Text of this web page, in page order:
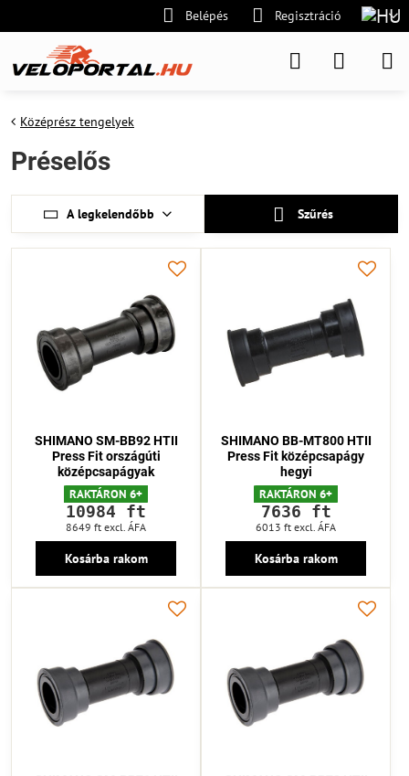
Belépés Regisztráció
Középrész tengelyek
Préselős
A legkelendőbb Szűrés
SHIMANO SM-BB92 HTII
Press Fit országúti
középcsapágyak
RAKTÁRON 6+
10984 ft
8649 ft excl. ÁFA
Kosárba rakom
SHIMANO BB-MT800 HTII
Press Fit középcsapágy
hegyi
RAKTÁRON 6+
7636 ft
6013 ft excl. ÁFA
Kosárba rakom